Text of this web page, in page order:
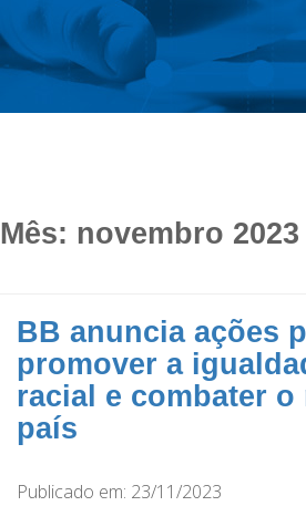
Mês: novembro 2023
BB anuncia ações
promover a
racial e combater
país
Publicado em: 23/11/2023